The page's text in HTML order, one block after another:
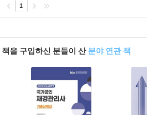
1
책을 구입하신 분들이 산 분야 연관 책